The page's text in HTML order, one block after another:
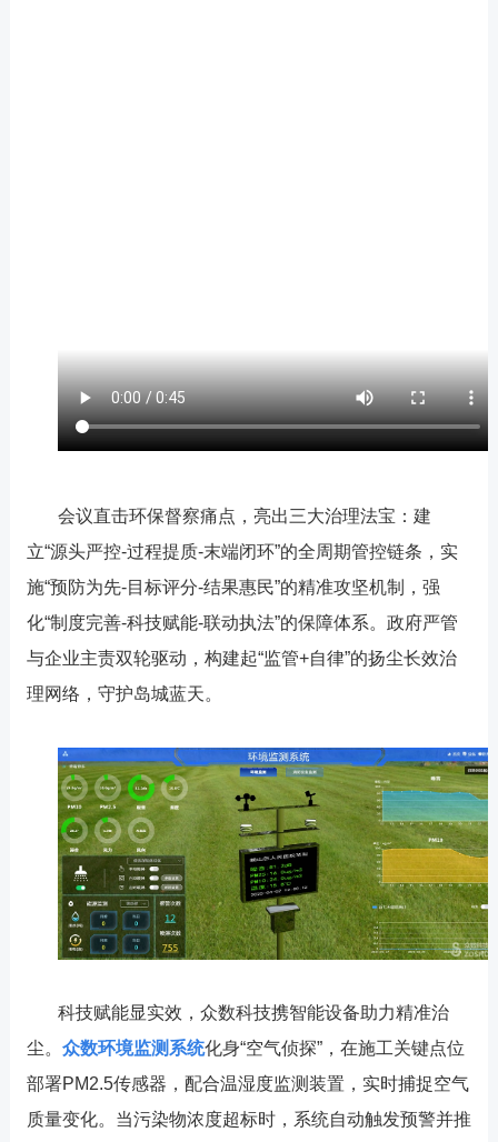
会议直击环保督察痛点，亮出三大治理法宝：建
立“源头严控-过程提质-末端闭环”的全周期管控链条，实
施“预防为先-目标评分-结果惠民”的精准攻坚机制，强
化“制度完善-科技赋能-联动执法”的保障体系。政府严管
与企业主责双轮驱动，构建起“监管+自律”的扬尘长效治
理网络，守护岛城蓝天。
科技赋能显实效，众数科技携智能设备助力精准治
尘。 众数环境监测系统化身“空气侦探”，在施工关键点位
部署PM2.5传感器，配合温湿度监测装置，实时捕捉空气
质量变化。当污染物浓度超标时，系统自动触发预警并推